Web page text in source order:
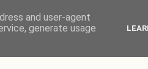
and user-agent
generate usage